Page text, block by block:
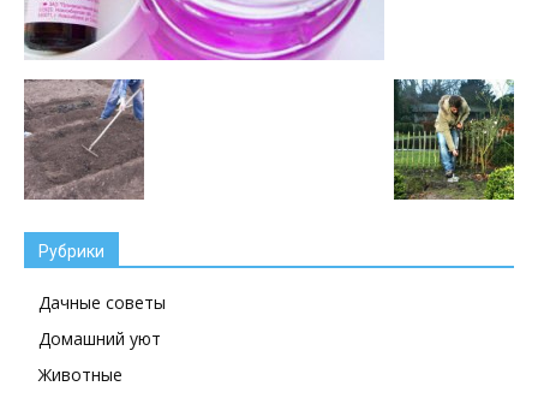
Рубрики
Дачные советы
Домашний уют
Животные